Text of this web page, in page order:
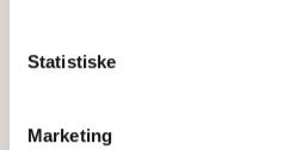
personlige oplysninger
Statistiske
Marketing